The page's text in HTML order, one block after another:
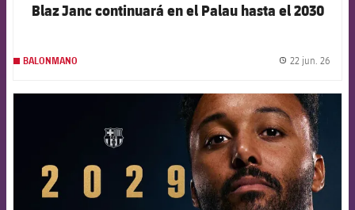
Blaz Janc continuará en el Palau hasta el 2030
BALONMANO 22 jun. 26
FCB Barcelona badge